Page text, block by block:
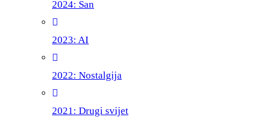
2024: San
2023: AI
2022: Nostalgija
2021: Drugi svijet